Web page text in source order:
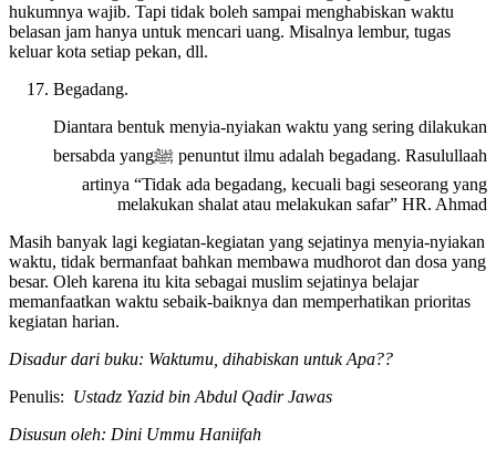
Bekerja, berdagang dan mencari nafkah, mengerjakan tugas
hukumnya wajib. Tapi tidak boleh sampai menghabiskan waktu
belasan jam hanya untuk mencari uang. Misalnya lembur, tugas
Diantara bentuk menyia-nyiakan waktu yang sering dilakukan
penuntut ilmu adalah begadang. Rasulullaah ﷺbersabda yang
artinya “Tidak ada begadang, kecuali bagi seseorang yang
Masih banyak lagi kegiatan-kegiatan yang sejatinya menyia-nyiakan
waktu, tidak bermanfaat bahkan membawa mudhorot dan dosa yang
besar. Oleh karena itu kita sebagai muslim sejatinya belajar
memanfaatkan waktu sebaik-baiknya dan memperhatikan prioritas